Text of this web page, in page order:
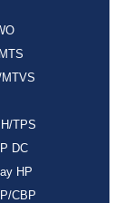
TPS
DC
HP
CBP